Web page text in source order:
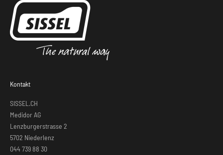
Kontakt
SISSEL.CH
Medidor AG
Lenzburgerstrasse 2
5702 Niederlenz
044 739 88 30